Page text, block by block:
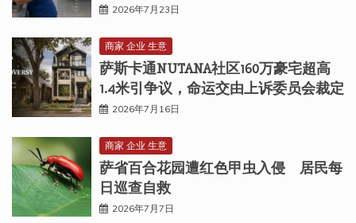
2026年7月23日
商家 企业 生意
萨斯卡通NUTANA社区160万豪宅超高
1.4米引争议，命运交由上诉委员会裁定
2026年7月16日
商家 企业 生意
萨省百合花园遭红色甲虫入侵 居民每
日巡查自救
2026年7月7日